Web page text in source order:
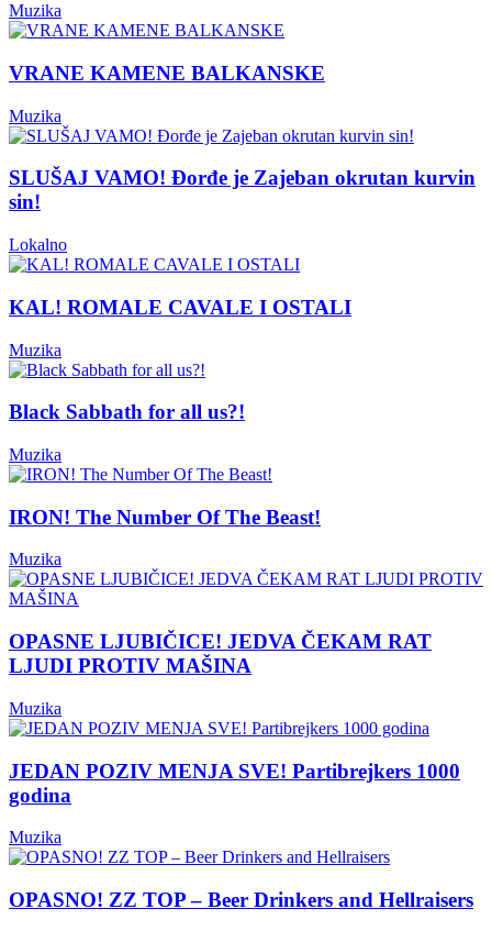
Muzika
VRANE KAMENE BALKANSKE
Muzika
SLUŠAJ VAMO! Đorđe je Zajeban okrutan kurvin
sin!
Lokalno
KAL! ROMALE CAVALE I OSTALI
Muzika
Black Sabbath for all us?!
Muzika
IRON! The Number Of The Beast!
Muzika
OPASNE LJUBIČICE! JEDVA ČEKAM RAT
LJUDI PROTIV MAŠINA
Muzika
JEDAN POZIV MENJA SVE! Partibrejkers 1000
godina
Muzika
OPASNO! ZZ TOP – Beer Drinkers and Hellraisers